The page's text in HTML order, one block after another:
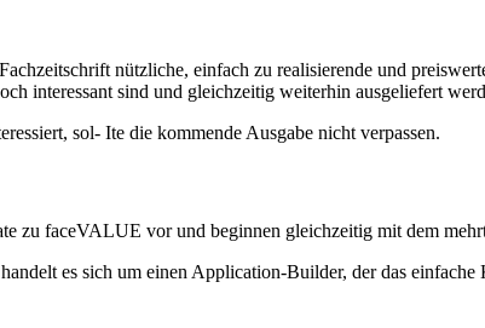
nützliche, einfach zu realisierende und
interessant sind und gleichzeitig weiterhin ausgeliefert
sol- Ite die kommende Ausgabe nicht verpassen.
zu faceVALUE vor und beginnen gleichzeitig mit dem
es sich um einen Application-Builder, der das